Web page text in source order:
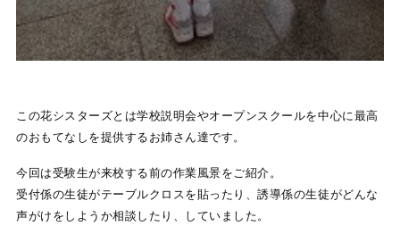
この花シスターズとは学校説明会やオープンスクールを中心に最高
のおもてなしを提供するお姉さん達です。
今回は受験生が来校する前の作業風景をご紹介。
受付係の生徒がテーブルクロスを貼ったり、誘導係の生徒がどんな
声がけをしようか相談したり、していました。